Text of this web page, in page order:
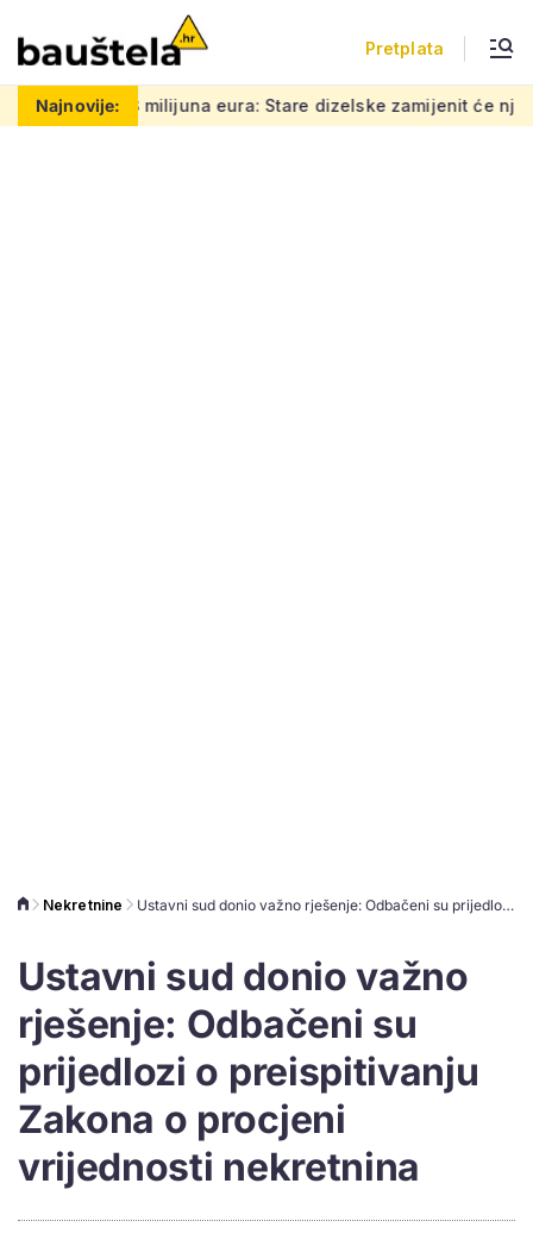
Pretplata
Najnovije:
eura: Stare dizelske zamijenit će njihovi baterijski
Nekretnine Ustavni sud donio važno rješenje: Odbačeni su prijedlozi o preispitivanju Zakona o procjeni vrijednosti nekretnina
Ustavni sud donio važno
rješenje: Odbačeni su
prijedlozi o preispitivanju
Zakona o procjeni
vrijednosti nekretnina